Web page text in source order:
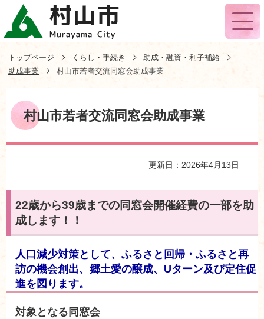
トップページ くらし・手続き
助成・融資・利子補給
助成事業
村山市若者交流同窓会助成事業
村山市若者交流同窓会助成事業
更新日：2026年4月13日
22歳から39歳までの同窓会開催経費の一部を助
成します！！
人口減少対策として、ふるさと回帰・ふるさと再
訪の機会創出、郷土愛の醸成、Uターン及び定住促
進を図ります。
対象となる同窓会